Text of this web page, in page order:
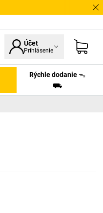
Účet
Prihlásenie
Rýchle dodanie ᯓ
⛟